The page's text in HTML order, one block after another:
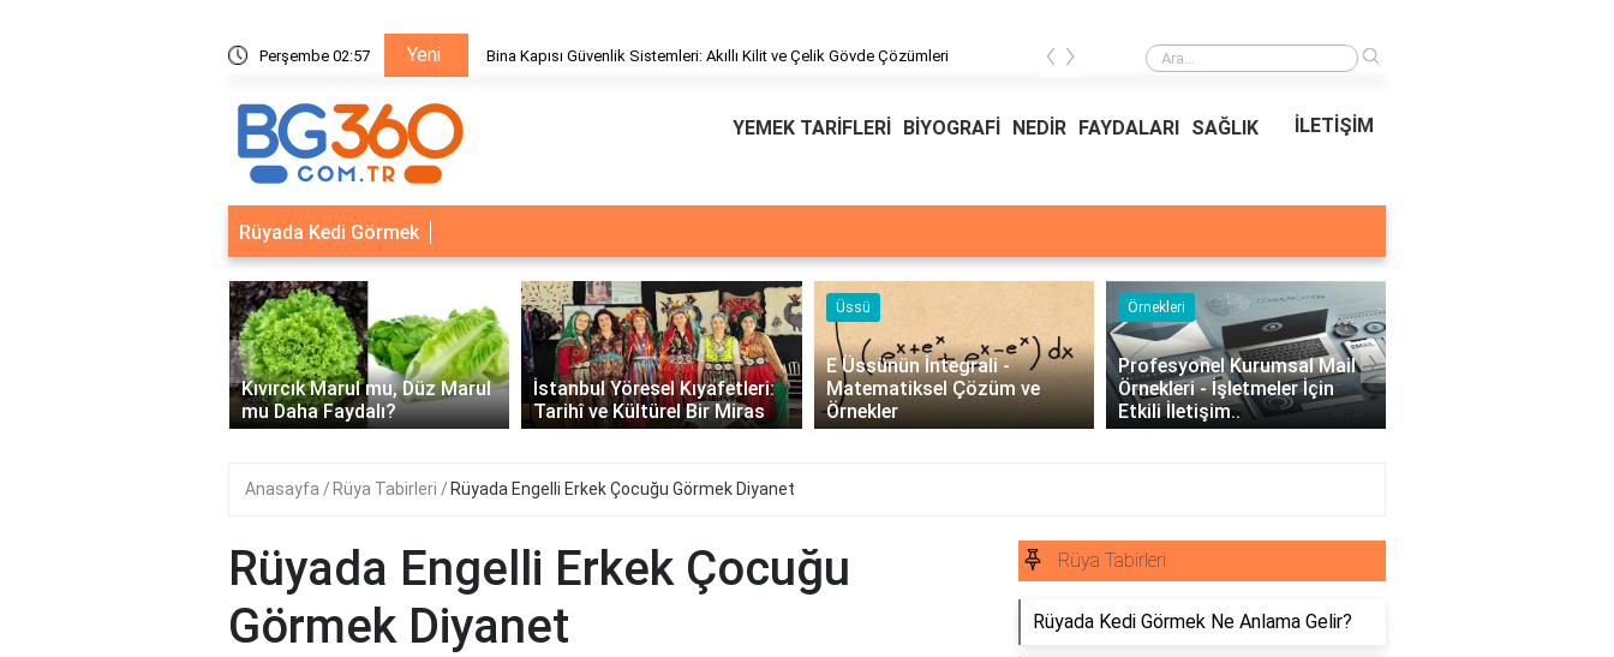
Perşembe 02:57 Yeni
Sistemleri: Akıllı Kilit ve Çelik Gövde Çözümleri Ödeal Müşteri Hizmetleri Ödeal Müşteri Hizmetleri
‹ ›
YEMEK TARİFLERİ BİYOGRAFİ NEDİR FAYDALARI SAĞLIK İLETİŞİM
Rüyada Kedi Görmek
Kıvırcık Marul mu, Düz Marul
mu Daha Faydalı?
İstanbul Yöresel Kıyafetleri:
Tarihî ve Kültürel Bir Miras
Üssü
E Üssünün İntegrali -
Matematiksel Çözüm ve
Örnekler
Örnekleri
Profesyonel Kurumsal Mail
Örnekleri - İşletmeler İçin
Etkili İletişim..
‹ ›
Anasayfa Rüya Tabirleri Rüyada Engelli Erkek Çocuğu Görmek Diyanet
Rüyada Engelli Erkek Çocuğu
Görmek Diyanet
Rüya Tabirleri
Rüyada Kedi Görmek Ne Anlama Gelir?